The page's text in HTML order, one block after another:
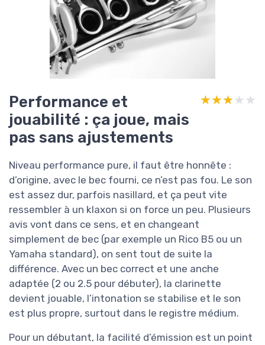
Performance et
jouabilité : ça joue, mais
pas sans ajustements
★★★★★
★★★★★
Niveau performance pure, il faut être honnête :
d’origine, avec le bec fourni, ce n’est pas fou. Le son
est assez dur, parfois nasillard, et ça peut vite
ressembler à un klaxon si on force un peu. Plusieurs
avis vont dans ce sens, et en changeant
simplement de bec (par exemple un Rico B5 ou un
Yamaha standard), on sent tout de suite la
différence. Avec un bec correct et une anche
adaptée (2 ou 2.5 pour débuter), la clarinette
devient jouable, l’intonation se stabilise et le son
est plus propre, surtout dans le registre médium.
Pour un débutant, la facilité d’émission est un point